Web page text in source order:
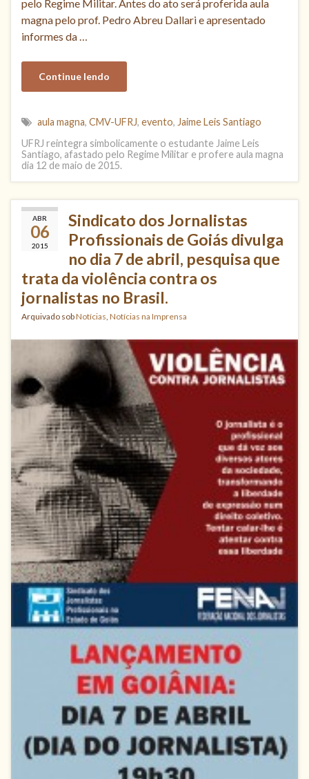
pelo Regime Militar. Antes do ato será proferida aula
magna pelo prof. Pedro Abreu Dallari e apresentado
informes da …
Continue lendo
aula magna, CMV-UFRJ, evento, Jaime Leis Santiago
UFRJ reintegra simbolicamente o estudante Jaime Leis
Santiago, afastado pelo Regime Militar e profere aula magna
dia 12 de maio de 2015.
ABR
06
2015
Sindicato dos Jornalistas
Profissionais de Goiás divulga
no dia 7 de abril, pesquisa que
trata da violência contra os
jornalistas no Brasil.
Arquivado sobNotícias, Notícias na Imprensa